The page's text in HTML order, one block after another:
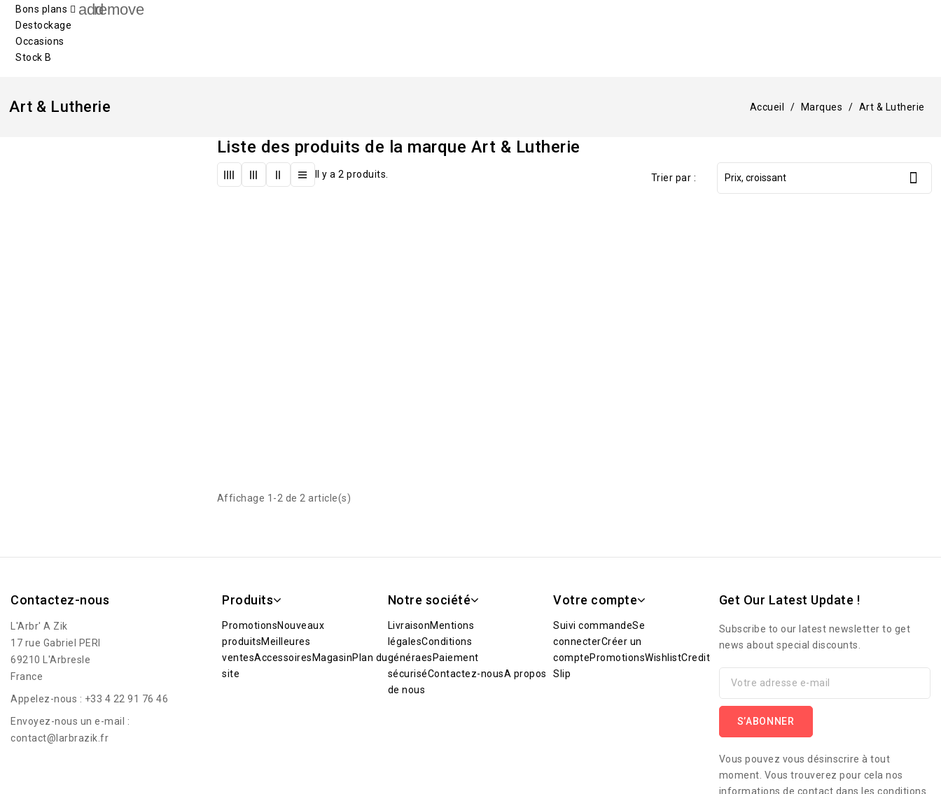
Bons plans addremove
Destockage
Occasions
Stock B
Art & Lutherie Accueil Marques Art & Lutherie
Liste des produits de la marque Art & Lutherie
Il y a 2 produits. Trier par : Prix, croissant 
Affichage 1-2 de 2 article(s)
Contactez-nous
L'Arbr' A Zik
17 rue Gabriel PERI
69210 L'Arbresle
France
Appelez-nous : +33 4 22 91 76 46
Envoyez-nous un e-mail :
contact@larbrazik.fr
Produits
PromotionsNouveaux
produitsMeilleures
ventesAccessoires MagasinPlan du
site
Notre société
LivraisonMentions
légalesConditions
généraes Paiement
sécuriséContactez-nousA propos
de nous
Votre compte
Suivi commandeSe
connecterCréer un
comptePromotionsWishlistCredit
Slip
Get Our Latest Update !
Subscribe to our latest newsletter to get
news about special discounts.
Vous pouvez vous désinscrire à tout
moment. Vous trouverez pour cela nos
informations de contact dans les conditions